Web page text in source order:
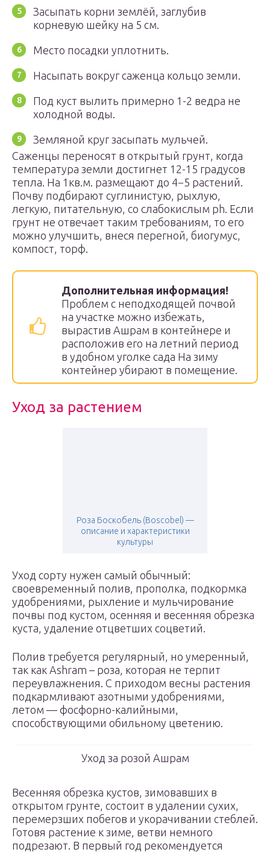
Засыпать корни землёй, заглубив
корневую шейку на 5 см.
Место посадки уплотнить.
Насыпать вокруг саженца кольцо земли.
Под куст вылить примерно 1-2 ведра не
холодной воды.
Земляной круг засыпать мульчей.
Саженцы переносят в открытый грунт, когда
температура земли достигнет 12-15 градусов
тепла. На 1кв.м. размещают до 4−5 растений.
Почву подбирают суглинистую, рыхлую,
легкую, питательную, со слабокислым ph. Если
грунт не отвечает таким требованиям, то его
можно улучшить, внеся перегной, биогумус,
компост, торф.
Дополнительная информация!
Проблем с неподходящей почвой
на участке можно избежать,
вырастив Ашрам в контейнере и
расположив его на летний период
в удобном уголке сада На зиму
контейнер убирают в помещение.
Уход за растением
Роза Боскобель (Boscobel) —
описание и характеристики
культуры
Уход сорту нужен самый обычный:
своевременный полив, прополка, подкормка
удобрениями, рыхление и мульчирование
почвы под кустом, осенняя и весенняя обрезка
куста, удаление отцветших соцветий.
Полив требуется регулярный, но умеренный,
так как Ashram – роза, которая не терпит
переувлажнения. С приходом весны растения
подкармливают азотными удобрениями,
летом — фосфорно-калийными,
способствующими обильному цветению.
Уход за розой Ашрам
Весенняя обрезка кустов, зимовавших в
открытом грунте, состоит в удалении сухих,
перемерзших побегов и укорачивании стеблей.
Готовя растение к зиме, ветви немного
подрезают. В первый год рекомендуется